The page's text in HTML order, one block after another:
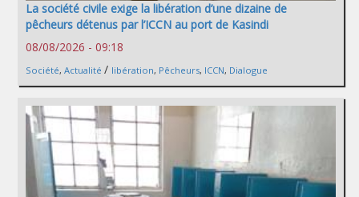
La société civile exige la libération d’une dizaine de
pêcheurs détenus par l’ICCN au port de Kasindi
08/08/2026 - 09:18
Société, Actualité / libération, Pêcheurs, ICCN, Dialogue